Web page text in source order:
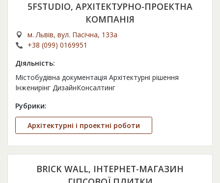
5FSTUDIO, АРХІТЕКТУРНО-ПРОЕКТНА
КОМПАНІЯ
м. Львів, вул. Пасічна, 133а
+38 (099) 0169951
Діяльність:
Містобудівна документація Архітектурні рішення
Інженирінг ДизайнКонсалтинг
Рубрики:
Архітектурні і проектні роботи
BRICK WALL, ІНТЕРНЕТ-МАГАЗИН